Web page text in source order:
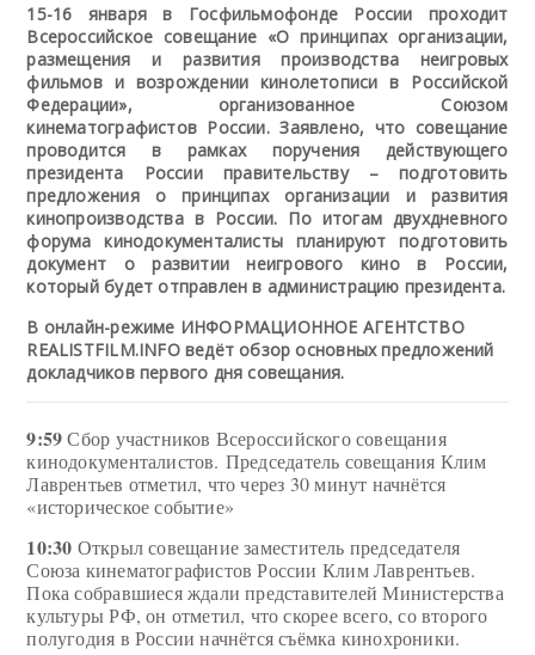
15-16 января в Госфильмофонде России проходит
Всероссийское совещание «О принципах организации,
размещения и развития производства неигровых
фильмов и возрождении кинолетописи в Российской
Федерации», организованное Союзом
кинематографистов России. Заявлено, что совещание
проводится в рамках поручения действующего
президента России правительству – подготовить
предложения о принципах организации и развития
кинопроизводства в России. По итогам двухдневного
форума кинодокументалисты планируют подготовить
документ о развитии неигрового кино в России,
который будет отправлен в администрацию президента.
В онлайн-режиме ИНФОРМАЦИОННОЕ АГЕНТСТВО
REALISTFILM.INFO ведёт обзор основных предложений
докладчиков первого дня совещания.
9:59Сбор участников Всероссийского совещания
кинодокументалистов. Председатель совещания Клим
Лаврентьев отметил, что через 30 минут начнётся
«историческое событие»
10:30 Открыл совещание заместитель председателя
Союза кинематографистов России Клим Лаврентьев.
Пока собравшиеся ждали представителей Министерства
культуры РФ, он отметил, что скорее всего, со второго
полугодия в России начнётся съёмка кинохроники.